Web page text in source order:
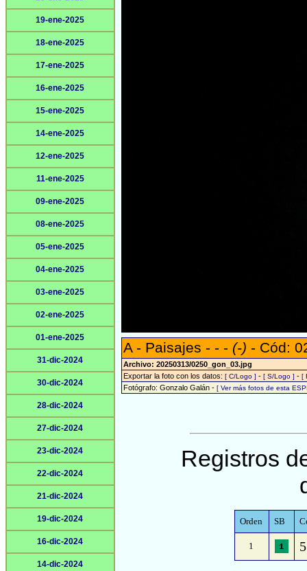
19-ene-2025
18-ene-2025
17-ene-2025
16-ene-2025
15-ene-2025
14-ene-2025
12-ene-2025
11-ene-2025
09-ene-2025
08-ene-2025
05-ene-2025
04-ene-2025
03-ene-2025
02-ene-2025
01-ene-2025
31-dic-2024
30-dic-2024
28-dic-2024
27-dic-2024
23-dic-2024
22-dic-2024
21-dic-2024
19-dic-2024
16-dic-2024
14-dic-2024
A - Paisajes - - - (-) - Cód:
Archivo: 20250313/0250_gon_03.jpg
Exportar la foto con los datos: [ C/Logo ] - [ S/Logo ] - [
Fotógrafo: Gonzalo Galán - [ Ver más fotos de esta
Registros
Orden SB
1